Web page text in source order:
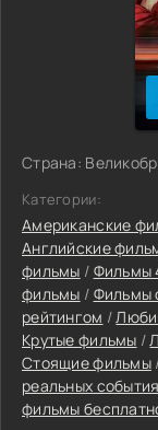
Страна:
Категории:
Американские
Английские
фильмы / Фильмы
фильмы / Фильмы
рейтингом /
Крутые фильмы /
Стоящие фильмы
реальных
фильмы